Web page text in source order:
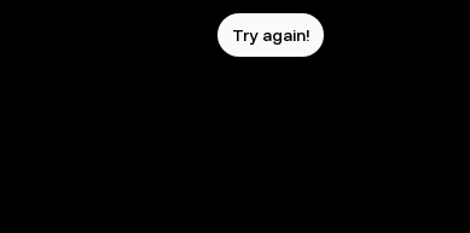
Try again!